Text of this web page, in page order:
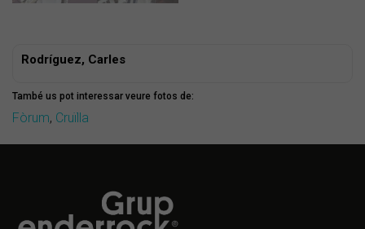
Rodríguez, Carles
També us pot interessar veure fotos de:
Fòrum, Cruïlla